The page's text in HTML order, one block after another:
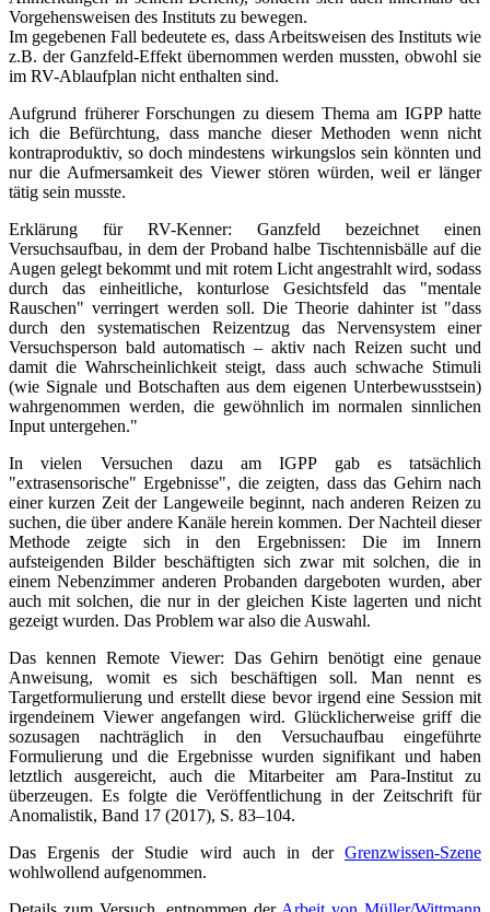
Vorgehensweisen des Instituts zu bewegen.
Im gegebenen Fall bedeutete es, dass Arbeitsweisen des Instituts wie
z.B. der Ganzfeld-Effekt übernommen werden mussten, obwohl sie
im RV-Ablaufplan nicht enthalten sind.
Aufgrund früherer Forschungen zu diesem Thema am IGPP hatte
ich die Befürchtung, dass manche dieser Methoden wenn nicht
kontraproduktiv, so doch mindestens wirkungslos sein könnten und
nur die Aufmersamkeit des Viewer stören würden, weil er länger
tätig sein musste.
Erklärung für RV-Kenner: Ganzfeld bezeichnet einen
Versuchsaufbau, in dem der Proband halbe Tischtennisbälle auf die
Augen gelegt bekommt und mit rotem Licht angestrahlt wird, sodass
durch das einheitliche, konturlose Gesichtsfeld das "mentale
Rauschen" verringert werden soll. Die Theorie dahinter ist "dass
durch den systematischen Reizentzug das Nervensystem einer
Versuchsperson bald automatisch – aktiv nach Reizen sucht und
damit die Wahrscheinlichkeit steigt, dass auch schwache Stimuli
(wie Signale und Botschaften aus dem eigenen Unterbewusstsein)
wahrgenommen werden, die gewöhnlich im normalen sinnlichen
Input untergehen."
In vielen Versuchen dazu am IGPP gab es tatsächlich
"extrasensorische" Ergebnisse", die zeigten, dass das Gehirn nach
einer kurzen Zeit der Langeweile beginnt, nach anderen Reizen zu
suchen, die über andere Kanäle herein kommen. Der Nachteil dieser
Methode zeigte sich in den Ergebnissen: Die im Innern
aufsteigenden Bilder beschäftigten sich zwar mit solchen, die in
einem Nebenzimmer anderen Probanden dargeboten wurden, aber
auch mit solchen, die nur in der gleichen Kiste lagerten und nicht
gezeigt wurden. Das Problem war also die Auswahl.
Das kennen Remote Viewer: Das Gehirn benötigt eine genaue
Anweisung, womit es sich beschäftigen soll. Man nennt es
Targetformulierung und erstellt diese bevor irgend eine Session mit
irgendeinem Viewer angefangen wird. Glücklicherweise griff die
sozusagen nachträglich in den Versuchaufbau eingeführte
Formulierung und die Ergebnisse wurden signifikant und haben
letztlich ausgereicht, auch die Mitarbeiter am Para-Institut zu
überzeugen. Es folgte die Veröffentlichung in der Zeitschrift für
Anomalistik, Band 17 (2017), S. 83–104.
Das Ergenis der Studie wird auch in der Grenzwissen-Szene
wohlwollend aufgenommen.